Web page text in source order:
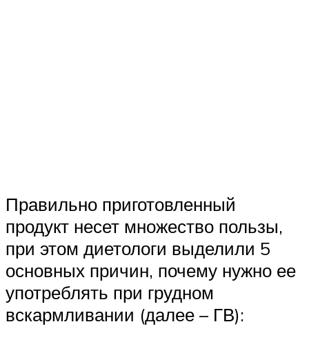
Правильно приготовленный
продукт несет множество пользы,
при этом диетологи выделили 5
основных причин, почему нужно ее
употреблять при грудном
вскармливании (далее – ГВ):